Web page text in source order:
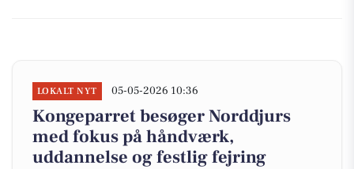
LOKALT NYT 05-05-2026 10:36
Kongeparret besøger Norddjurs
med fokus på håndværk,
uddannelse og festlig fejring